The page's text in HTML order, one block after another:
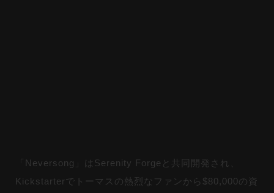
「Neversong」はSerenity Forgeと共同開発され、
Kickstarterでトーマスの熱烈なファンから$80,000の資